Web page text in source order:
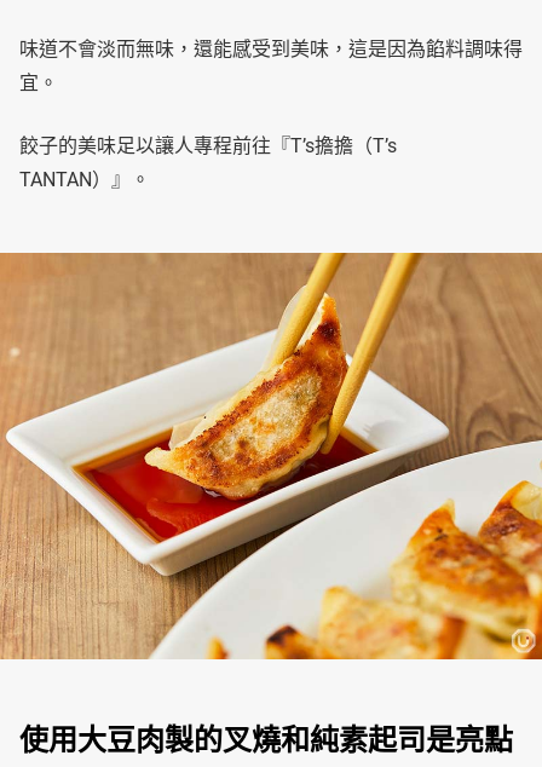
味道不會淡而無味，還能感受到美味，這是因為餡料調味得
宜。
餃子的美味足以讓人專程前往『T’s擔擔（T’s
TANTAN）』。
使用大豆肉製的叉燒和純素起司是亮點